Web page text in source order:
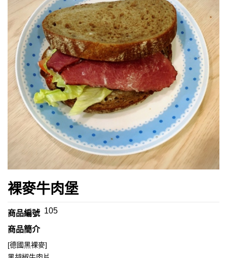
裸麥牛肉堡
商品編號 105
商品簡介
[德國黑裸麥]